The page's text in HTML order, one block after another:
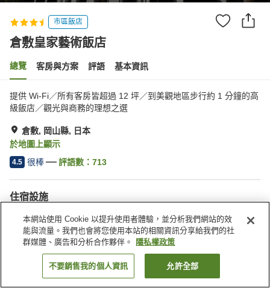
市區飯店
倉敷皇家藝術飯店
總覽 客房與方案 評語 基本資訊
提供 Wi-Fi／所有客房皆超過 12 坪／到美觀地區步行約 1 分鐘的高
級飯店／觀光與商務的理想之選
倉敷, 岡山縣, 日本
於地圖上顯示
4.5 很棒 評語數： 713
住宿設施
停車場
餐廳
咖啡廳
自動販賣機
找客房
本網站使用 Cookie 以提升使用者體驗，並分析我們網站的效
能與流量。我們也會將您使用本站的相關資訊分享給我們的社
群媒體、廣告和分析合作夥伴。
隱私權政策
不要銷售我的個人資訊 允許全部